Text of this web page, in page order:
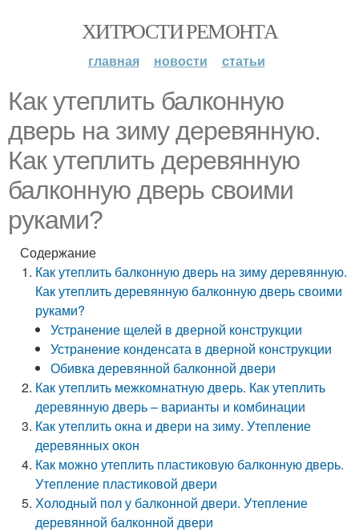
ХИТРОСТИ РЕМОНТА
главная новости статьи
Как утеплить балконную
дверь на зиму деревянную.
Как утеплить деревянную
балконную дверь своими
руками?
Содержание
Как утеплить балконную дверь на зиму деревянную.
Как утеплить деревянную балконную дверь своими
руками?
Устранение щелей в дверной конструкции
Устранение конденсата в дверной конструкции
Обивка деревянной балконной двери
Как утеплить межкомнатную дверь. Как утеплить
деревянную дверь – варианты и комбинации
Как утеплить окна и двери на зиму. Утепление
деревянных окон
Как можно утеплить пластиковую балконную дверь.
Утепление пластиковой двери
Холодный пол у балконной двери. Утепление
деревянной балконной двери